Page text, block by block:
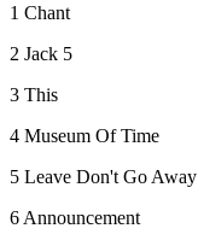
1 Chant
2 Jack 5
3 This
4 Museum Of Time
5 Leave Don't Go Away
6 Announcement